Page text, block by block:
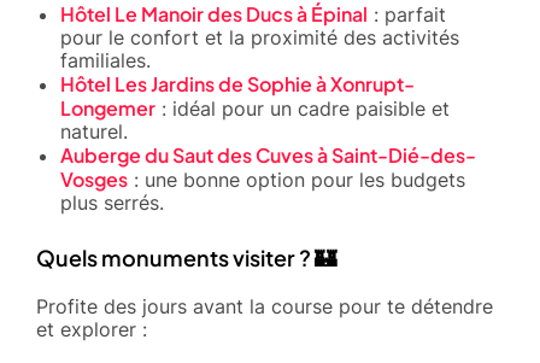
Hôtel Le Manoir des Ducs à Épinal : parfait
pour le confort et la proximité des activités
familiales.
Hôtel Les Jardins de Sophie à Xonrupt-
Longemer : idéal pour un cadre paisible et
naturel.
Auberge du Saut des Cuves à Saint-Dié-des-
Vosges : une bonne option pour les budgets
plus serrés.
Quels monuments visiter ? 🏰
Profite des jours avant la course pour te détendre
et explorer :